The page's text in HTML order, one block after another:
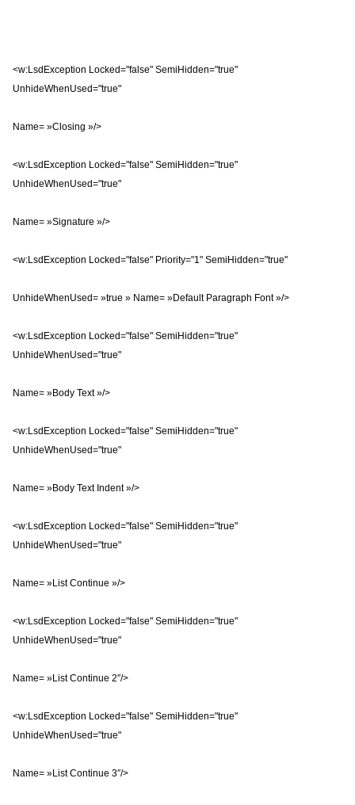
<w:LsdException Locked="false" SemiHidden="true"
UnhideWhenUsed="true"
Name= »Closing »/>
<w:LsdException Locked="false" SemiHidden="true"
UnhideWhenUsed="true"
Name= »Signature »/>
<w:LsdException Locked="false" Priority="1" SemiHidden="true"
UnhideWhenUsed= »true » Name= »Default Paragraph Font »/>
<w:LsdException Locked="false" SemiHidden="true"
UnhideWhenUsed="true"
Name= »Body Text »/>
<w:LsdException Locked="false" SemiHidden="true"
UnhideWhenUsed="true"
Name= »Body Text Indent »/>
<w:LsdException Locked="false" SemiHidden="true"
UnhideWhenUsed="true"
Name= »List Continue »/>
<w:LsdException Locked="false" SemiHidden="true"
UnhideWhenUsed="true"
Name= »List Continue 2″/>
<w:LsdException Locked="false" SemiHidden="true"
UnhideWhenUsed="true"
Name= »List Continue 3″/>